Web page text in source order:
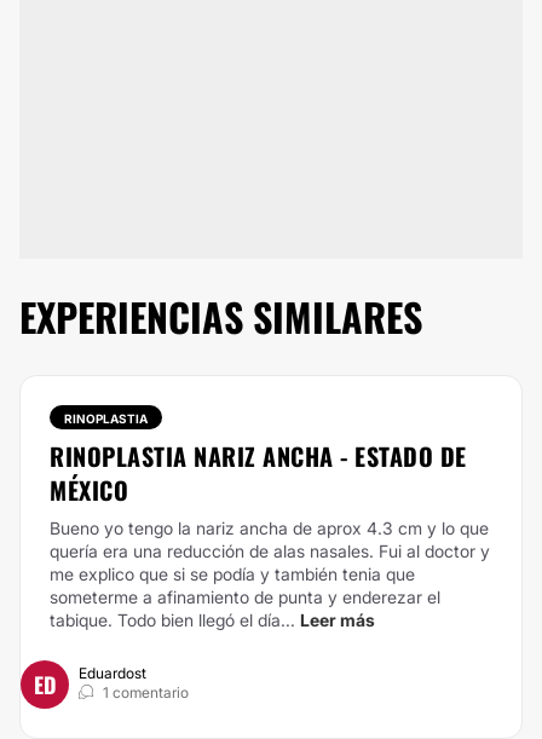
EXPERIENCIAS SIMILARES
RINOPLASTIA
RINOPLASTIA NARIZ ANCHA - ESTADO DE
MÉXICO
Bueno yo tengo la nariz ancha de aprox 4.3 cm y lo que
quería era una reducción de alas nasales. Fui al doctor y
me explico que si se podía y también tenia que
someterme a afinamiento de punta y enderezar el
tabique. Todo bien llegó el día... Leer más
ED
Eduardost
1 comentario